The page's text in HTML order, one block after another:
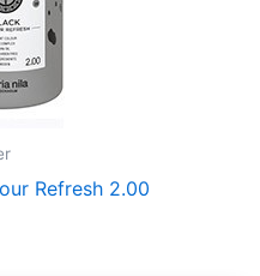
Refresh 2.00